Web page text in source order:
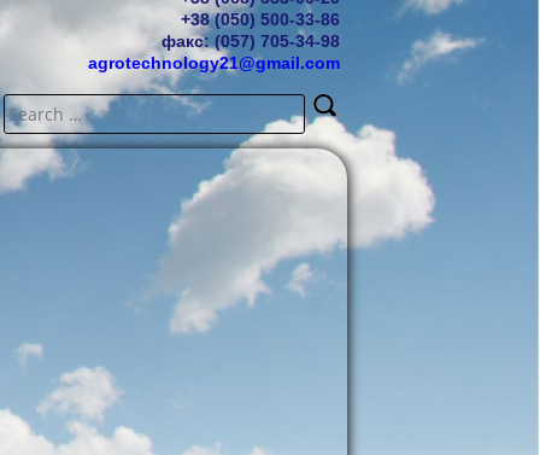
+38 (050) 500-33-86
факс: (057) 705-34-98
agrotechnology21@gmail.com